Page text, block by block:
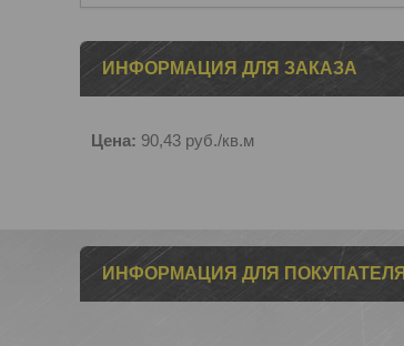
ИНФОРМАЦИЯ ДЛЯ ЗАКАЗА
Цена: 90,43 руб./кв.м
ИНФОРМАЦИЯ ДЛЯ ПОКУПАТЕЛЯ